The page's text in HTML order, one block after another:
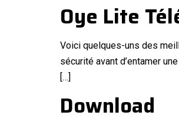
Oye Lite
Voici quelques-uns des
sécurité avant d’entamer
[…]
Download